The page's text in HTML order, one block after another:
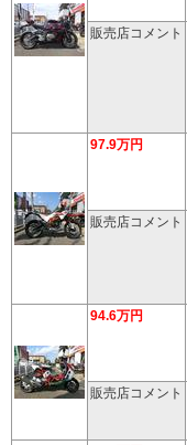
販売店コメント
97.9万円
販売店コメント
94.6万円
販売店コメント